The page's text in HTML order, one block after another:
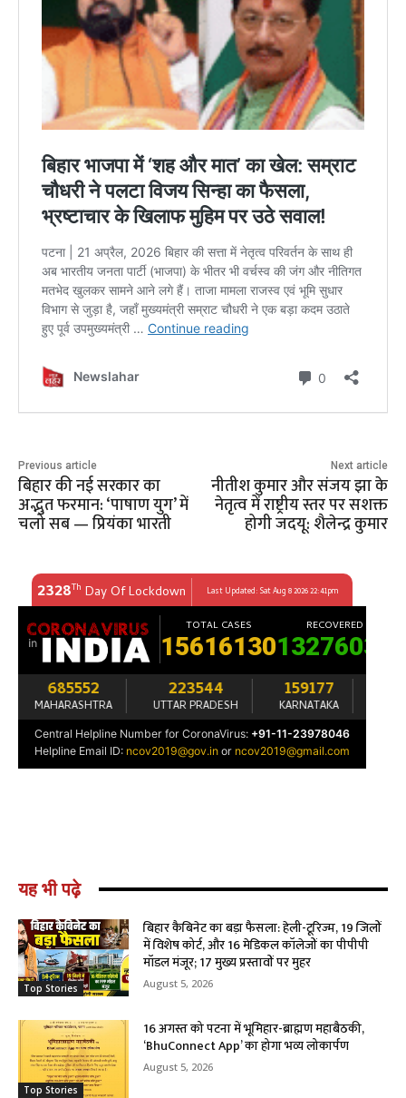
Previous article
बिहार की नई सरकार का
अद्भुत फरमान: ‘पाषाण युग’ में
चलो सब — प्रियंका भारती
Next article
नीतीश कुमार और संजय झा के
नेतृत्व में राष्ट्रीय स्तर पर सशक्त
होगी जदयू: शैलेन्द्र कुमार
यह भी पढ़े
Top Stories
बिहार कैबिनेट का बड़ा फैसला: हेली-टूरिज्म, 19 जिलों
में विशेष कोर्ट, और 16 मेडिकल कॉलेजों का पीपीपी
मॉडल मंजूर; 17 मुख्य प्रस्तावों पर मुहर
August 5, 2026
Top Stories
16 अगस्त को पटना में भूमिहार-ब्राह्मण महाबैठकी,
‘BhuConnect App’ का होगा भव्य लोकार्पण
August 5, 2026